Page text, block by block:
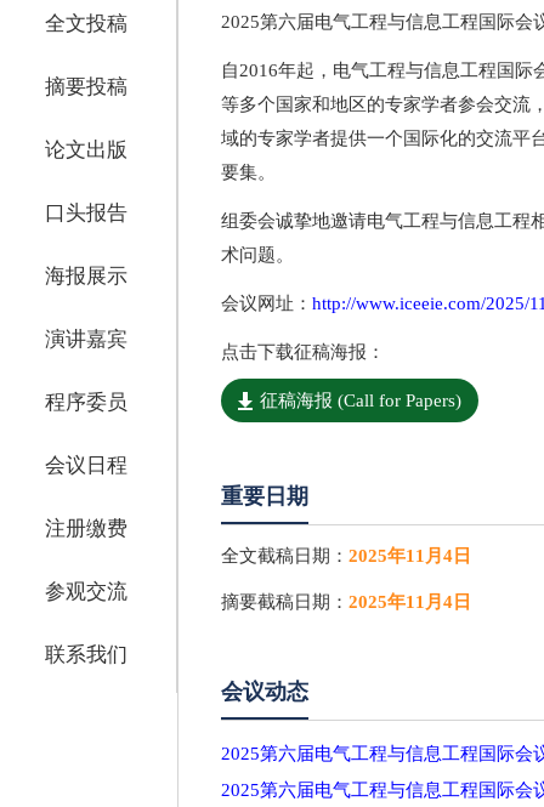
全文投稿
摘要投稿
论文出版
口头报告
海报展示
演讲嘉宾
程序委员
会议日程
注册缴费
参观交流
联系我们
2025第六届电气工程与信息工程国际会
自2016年起，电气工程与信息工程国
等多个国家和地区的专家学者参会交流
域的专家学者提供一个国际化的交流平
要集。
组委会诚挚地邀请电气工程与信息工程
术问题。
会议网址： http://www.iceeie.com/2025/
点击下载征稿海报：
征稿海报 (Call for Papers)
重要日期
全文截稿日期： 2025年11月4日
摘要截稿日期： 2025年11月4日
会议动态
2025第六届电气工程与信息工程国际会
2025第六届电气工程与信息工程国际会